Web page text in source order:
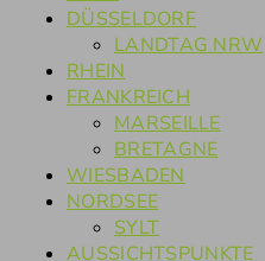
DÜSSELDORF
LANDTAG NRW
RHEIN
FRANKREICH
MARSEILLE
BRETAGNE
WIESBADEN
NORDSEE
SYLT
AUSSICHTSPUNKTE